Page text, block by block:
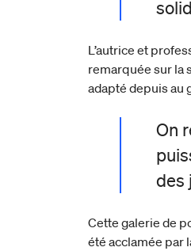
L’autrice et
remarquée sur la
adapté depuis au
On
des
Cette galerie de
été acclamée par